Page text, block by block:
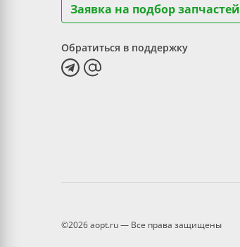
Заявка на подбор запчастей
Обратиться в поддержку
©2026 aopt.ru — Все права защищены